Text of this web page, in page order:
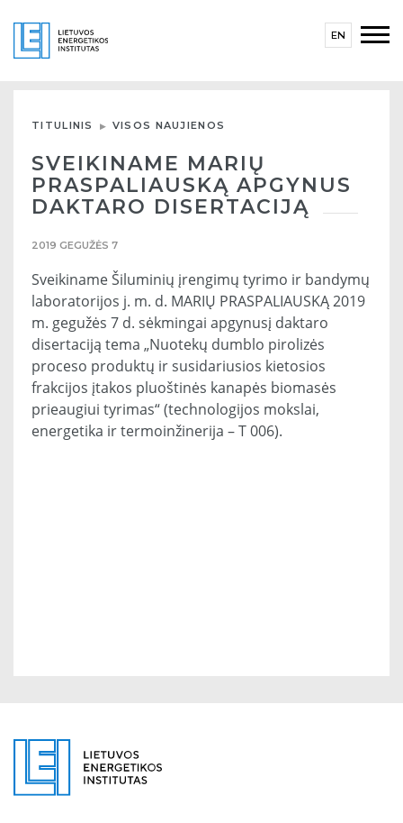
EN
TITULINIS VISOS NAUJIENOS
SVEIKINAME MARIŲ
PRASPALIAUSKĄ APGYNUS
DAKTARO DISERTACIJĄ
2019 GEGUŽĖS 7
Sveikiname Šiluminių įrengimų tyrimo ir bandymų
laboratorijos j. m. d. MARIŲ PRASPALIAUSKĄ 2019
m. gegužės 7 d. sėkmingai apgynusį daktaro
disertaciją tema „Nuotekų dumblo pirolizės
proceso produktų ir susidariusios kietosios
frakcijos įtakos pluoštinės kanapės biomasės
prieaugiui tyrimas“ (technologijos mokslai,
energetika ir termoinžinerija – T 006).